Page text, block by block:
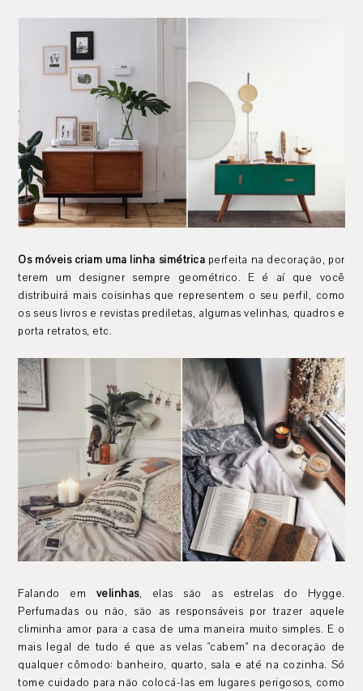
Os móveis criam uma linha simétrica perfeita na decoração, por
terem um designer sempre geométrico. E é aí que você
distribuirá mais coisinhas que representem o seu perfil, como
os seus livros e revistas prediletas, algumas velinhas, quadros e
porta retratos, etc.
Falando em velinhas, elas são as estrelas do Hygge.
Perfumadas ou não, são as responsáveis por trazer aquele
climinha amor para a casa de uma maneira muito simples. E o
mais legal de tudo é que as velas "cabem" na decoração de
qualquer cômodo: banheiro, quarto, sala e até na cozinha. Só
tome cuidado para não colocá-las em lugares perigosos, como